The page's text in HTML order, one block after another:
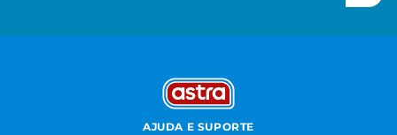
AJUDA E SUPORTE